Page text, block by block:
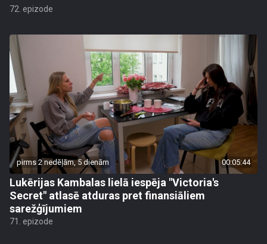
72. epizode
pirms 2 nedēļām, 5 dienām 00:05:44
Lukērijas Kambalas lielā iespēja "Victoria's
Secret" atlasē atduras pret finansiāliem
sarežģījumiem
71. epizode